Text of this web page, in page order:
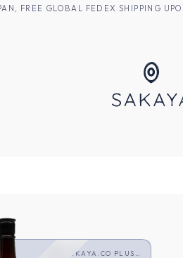
FREE GLOBAL FEDEX SHIPPING
SAKAYA.CO PLUS